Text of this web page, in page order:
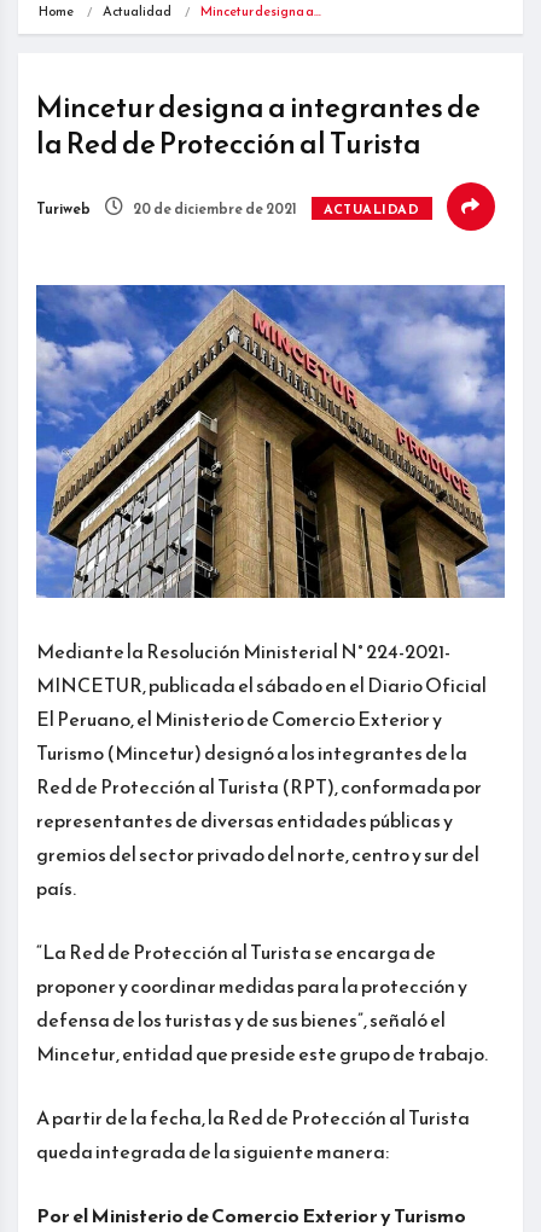
Home Actualidad Mincetur designa a…
Mincetur designa a integrantes de
la Red de Protección al Turista
Turiweb 20 de diciembre de 2021 ACTUALIDAD
Mediante la Resolución Ministerial N° 224-2021-
MINCETUR, publicada el sábado en el Diario Oficial
El Peruano, el Ministerio de Comercio Exterior y
Turismo (Mincetur) designó a los integrantes de la
Red de Protección al Turista (RPT), conformada por
representantes de diversas entidades públicas y
gremios del sector privado del norte, centro y sur del
país.
“La Red de Protección al Turista se encarga de
proponer y coordinar medidas para la protección y
defensa de los turistas y de sus bienes”, señaló el
Mincetur, entidad que preside este grupo de trabajo.
A partir de la fecha, la Red de Protección al Turista
queda integrada de la siguiente manera:
Por el Ministerio de Comercio Exterior y Turismo